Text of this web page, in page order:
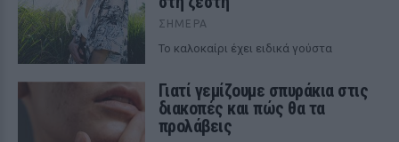
ΣΉΜΕΡΑ
To καλοκαίρι έχει ειδικά γούστα
Γιατί γεμίζουμε σπυράκια στις
διακοπές και πώς θα τα
προλάβεις